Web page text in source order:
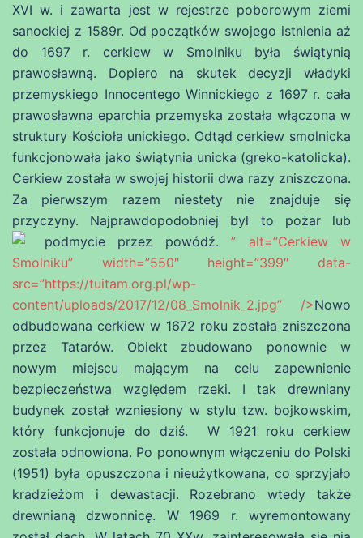
XVI w. i zawarta jest w rejestrze poborowym ziemi
sanockiej z 1589r. Od początków swojego istnienia aż
do 1697 r. cerkiew w Smolniku była świątynią
prawosławną. Dopiero na skutek decyzji władyki
przemyskiego Innocentego Winnickiego z 1697 r. cała
prawosławna eparchia przemyska została włączona w
struktury Kościoła unickiego. Odtąd cerkiew smolnicka
funkcjonowała jako świątynia unicka (greko-katolicka).
Cerkiew została w swojej historii dwa razy zniszczona.
Za pierwszym razem niestety nie znajduje się
przyczyny. Najprawdopodobniej był to pożar lub
podmycie przez powódź.” alt=”Cerkiew w
Smolniku” width=”550″ height=”399″ data-
src=”https://tuitam.org.pl/wp-
content/uploads/2017/12/08_Smolnik_2.jpg” />Nowo
odbudowana cerkiew w 1672 roku została zniszczona
przez Tatarów. Obiekt zbudowano ponownie w
nowym miejscu mającym na celu zapewnienie
bezpieczeństwa względem rzeki. I tak drewniany
budynek został wzniesiony w stylu tzw. bojkowskim,
który funkcjonuje do dziś. W 1921 roku cerkiew
została odnowiona. Po ponownym włączeniu do Polski
(1951) była opuszczona i nieużytkowana, co sprzyjało
kradzieżom i dewastacji. Rozebrano wtedy także
drewnianą dzwonnicę. W 1969 r. wyremontowany